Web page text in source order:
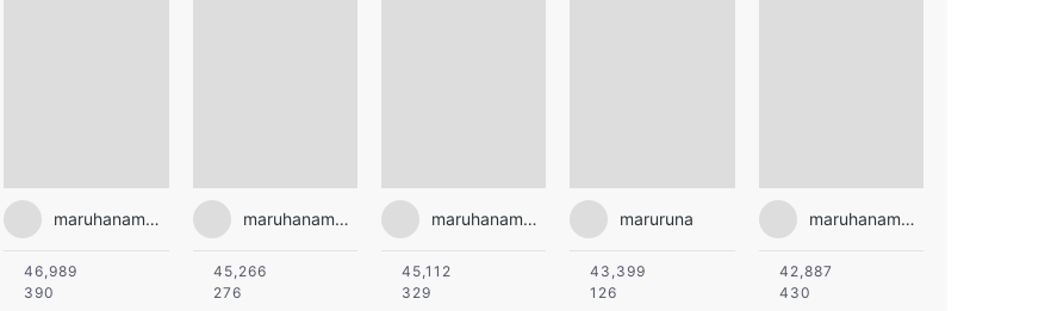
maruhanamogu
46,989
390
maruhanamogu
45,266
276
maruhanamogu
45,112
329
maruruna
43,399
126
maruhanamogu
42,887
430